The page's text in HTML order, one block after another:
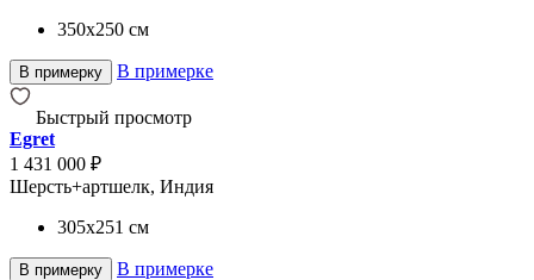
350x250 см
В примерку В примерке
Быстрый просмотр
Egret
1 431 000 ₽
Шерсть+артшелк, Индия
305x251 см
В примерку В примерке